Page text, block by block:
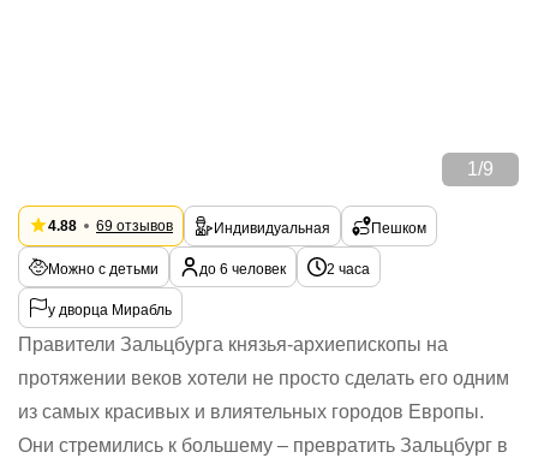
1 /9
4.88 69 отзывов Индивидуальная Пешком
Можно с детьми до 6 человек 2 часа
у дворца Мирабль
Правители Зальцбурга князья-архиепископы на
протяжении веков хотели не просто сделать его одним
из самых красивых и влиятельных городов Европы.
Они стремились к большему – превратить Зальцбург в